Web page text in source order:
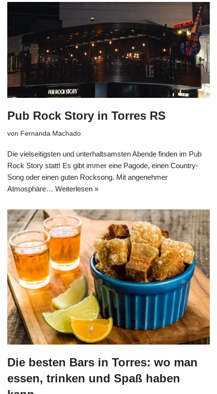
Pub Rock Story in Torres RS
von Fernanda Machado
Die vielseitigsten und unterhaltsamsten Abende finden im Pub
Rock Story statt! Es gibt immer eine Pagode, einen Country-
Song oder einen guten Rocksong. Mit angenehmer
Atmosphäre… Weiterlesen »
Die besten Bars in Torres: wo man
essen, trinken und Spaß haben